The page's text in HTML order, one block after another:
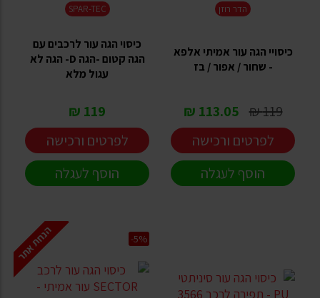
הדר רוזן
כיסויי הגה עור אמיתי אלפא
- שחור / אפור / בז
119 ₪
113.05 ₪
לפרטים ורכישה
הוסף לעגלה
SPAR-TEC
כיסוי הגה עור לרכבים עם
הגה קטום -הגה D- הגה לא
עגול מלא
119 ₪
לפרטים ורכישה
הוסף לעגלה
הנחת אתר -5%